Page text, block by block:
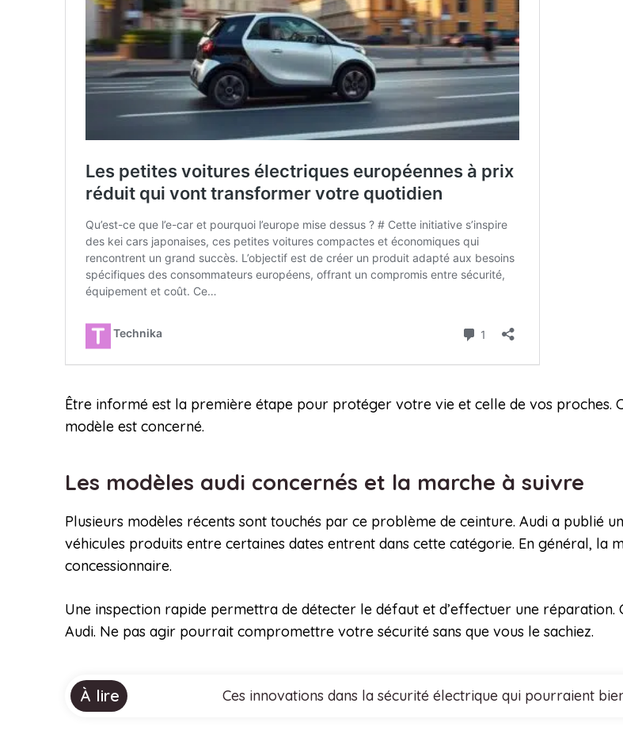
Être informé est la première étape pour protéger votre vie et celle de vos proches.
modèle est concerné.
Les modèles audi concernés et la marche à suivre
Plusieurs modèles récents sont touchés par ce problème de ceinture. Audi a publié
véhicules produits entre certaines dates entrent dans cette catégorie. En général,
concessionnaire.
Une inspection rapide permettra de détecter le défaut et d’effectuer une
Audi. Ne pas agir pourrait compromettre votre sécurité sans que vous le sachiez.
À lire Ces innovations dans la sécurité électrique qui pourraient